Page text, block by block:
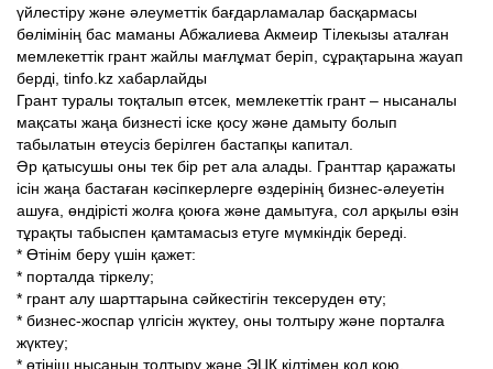
үйлестіру және әлеуметтік бағдарламалар басқармасы
бөлімінің бас маманы Абжалиева Акмеир Тілекызы аталған
мемлекеттік грант жайлы мағлұмат беріп, сұрақтарына жауап
берді, tinfo.kz хабарлайды
Грант туралы тоқталып өтсек, мемлекеттік грант – нысаналы
мақсаты жаңа бизнесті іске қосу және дамыту болып
табылатын өтеусіз берілген бастапқы капитал.
Әр қатысушы оны тек бір рет ала алады. Гранттар қаражаты
ісін жаңа бастаған кәсіпкерлерге өздерінің бизнес-әлеуетін
ашуға, өндірісті жолға қоюға және дамытуға, сол арқылы өзін
тұрақты табыспен қамтамасыз етуге мүмкіндік береді.
* Өтінім беру үшін қажет:
* порталда тіркелу;
* грант алу шарттарына сәйкестігін тексеруден өту;
* бизнес-жоспар үлгісін жүктеу, оны толтыру және порталға
жүктеу;
* өтініш нысанын толтыру және ЭЦҚ кілтімен қол қою.